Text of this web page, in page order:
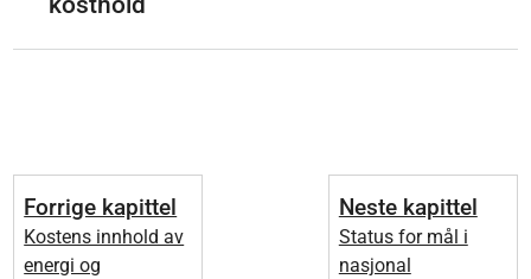
Forrige kapittel
Kostens innhold av
energi og
Neste kapittel
Status for mål i
nasjonal